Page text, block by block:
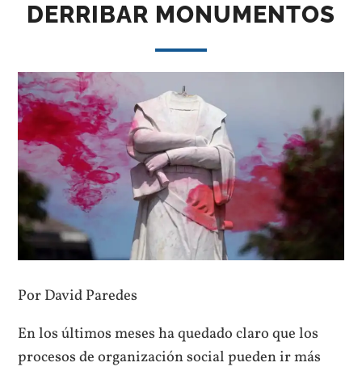
DERRIBAR MONUMENTOS
Por David Paredes
En los últimos meses ha quedado claro que los
procesos de organización social pueden ir más